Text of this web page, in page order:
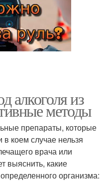
алкоголя из
методы
препараты, которые
коем случае нельзя
врача или
выяснить, какие
организма: